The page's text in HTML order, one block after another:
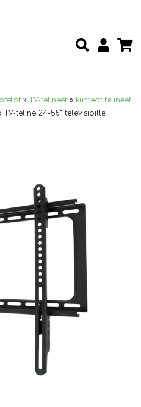
» TV-telineet » kiinteät telineet
teline 24-55” televisioille